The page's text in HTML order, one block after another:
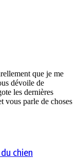
que je me
dévoile de
les dernières
vous parle de choses
chien